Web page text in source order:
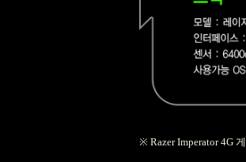
※ Razer Imperator 4G